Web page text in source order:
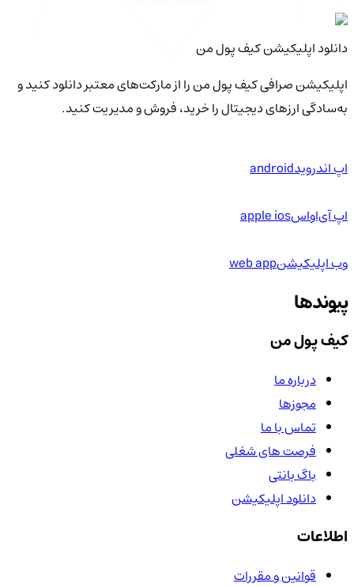
دانلود اپلیکیشن کیف‌ پول من
اپلیکیشن صرافی کیف پول من را از مارکت‌های معتبر دانلود کنید و
به‌سادگی ارزهای دیجیتال را خرید، فروش و مدیریت کنید.
اپ اندرویدandroid
اپ آی‌او‌اسapple ios
وب اپلیکیشنweb app
پیوندها
کیف پول من
درباره ما
مجوزها
تماس با ما
فرصت های شغلی
باگ بانتی
دانلود اپلیکیشن
اطلاعات
قوانین و مقررات